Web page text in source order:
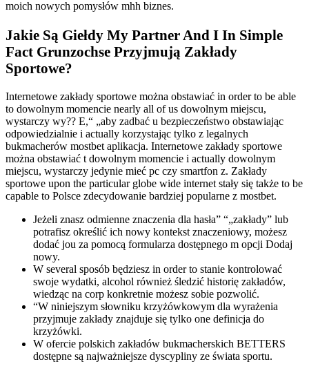
moich nowych pomysłów mhh biznes.
Jakie Są Giełdy My Partner And I In Simple
Fact Grunzochse Przyjmują Zakłady
Sportowe?
Internetowe zakłady sportowe można obstawiać in order to be able
to dowolnym momencie nearly all of us dowolnym miejscu,
wystarczy wy?? E,“ „aby zadbać u bezpieczeństwo obstawiając
odpowiedzialnie i actually korzystając tylko z legalnych
bukmacherów mostbet aplikacja. Internetowe zakłady sportowe
można obstawiać t dowolnym momencie i actually dowolnym
miejscu, wystarczy jedynie mieć pc czy smartfon z. Zakłady
sportowe upon the particular globe wide internet stały się także to be
capable to Polsce zdecydowanie bardziej popularne z mostbet.
Jeżeli znasz odmienne znaczenia dla hasła” “„zakłady” lub
potrafisz określić ich nowy kontekst znaczeniowy, możesz
dodać jou za pomocą formularza dostępnego m opcji Dodaj
nowy.
W several sposób będziesz in order to stanie kontrolować
swoje wydatki, alcohol również śledzić historię zakładów,
wiedząc na corp konkretnie możesz sobie pozwolić.
“W niniejszym słowniku krzyżówkowym dla wyrażenia
przyjmuje zakłady znajduje się tylko one definicja do
krzyżówki.
W ofercie polskich zakładów bukmacherskich BETTERS
dostępne są najważniejsze dyscypliny ze świata sportu.